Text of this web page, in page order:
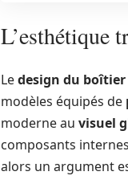
L’esthétique
Ledesign du boîtier
modèles équipés de
moderne au visuel
composants
alors un argument